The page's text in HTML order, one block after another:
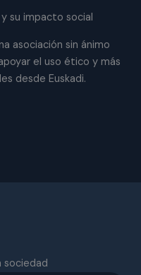
su impacto social
asociación sin ánimo
el uso ético y más
desde Euskadi.
sociedad